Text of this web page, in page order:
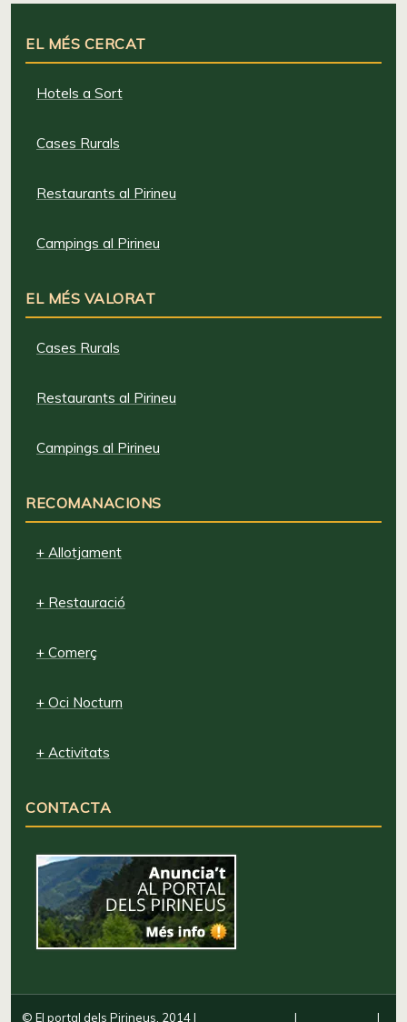
EL MÉS CERCAT
Hotels a Sort
Cases Rurals
Restaurants al Pirineu
Campings al Pirineu
EL MÉS VALORAT
Cases Rurals
Restaurants al Pirineu
Campings al Pirineu
RECOMANACIONS
+ Allotjament
+ Restauració
+ Comerç
+ Oci Nocturn
+ Activitats
CONTACTA
© El portal dels Pirineus, 2014| | |